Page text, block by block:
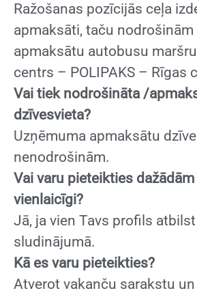
Ražošanas pozīcijās ceļa
apmaksāti, taču
apmaksātu autobusu
centrs – POLIPAKS – Rīgas
Vai tiek nodrošināta /
dzīvesvieta?
Uzņēmuma apmaksātu
nenodrošinām.
Vai varu pieteikties
vienlaicīgi?
Jā, ja vien Tavs profils
sludinājumā.
Kā es varu pieteikties?
Atverot vakanču sarakstu